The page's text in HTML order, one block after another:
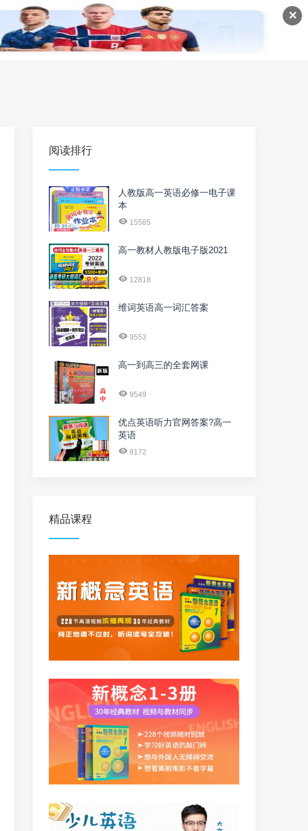
✕
高中英语 英语课程 英语资料
阅读排行
人教版高一英语必修一电子课
本
15585
高一教材人教版电子版2021
12818
维词英语高一词汇答案
9553
高一到高三的全套网课
9549
优点英语听力官网答案?高一
英语
8172
精品课程